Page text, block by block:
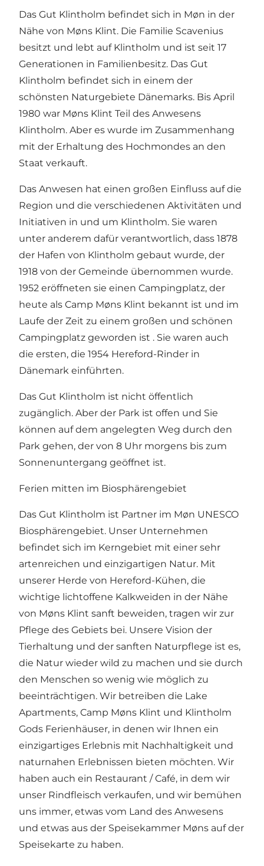
Das Gut Klintholm befindet sich in Møn in der
Nähe von Møns Klint. Die Familie Scavenius
besitzt und lebt auf Klintholm und ist seit 17
Generationen in Familienbesitz. Das Gut
Klintholm befindet sich in einem der
schönsten Naturgebiete Dänemarks. Bis April
1980 war Møns Klint Teil des Anwesens
Klintholm. Aber es wurde im Zusammenhang
mit der Erhaltung des Hochmondes an den
Staat verkauft.
Das Anwesen hat einen großen Einfluss auf die
Region und die verschiedenen Aktivitäten und
Initiativen in und um Klintholm. Sie waren
unter anderem dafür verantwortlich, dass 1878
der Hafen von Klintholm gebaut wurde, der
1918 von der Gemeinde übernommen wurde.
1952 eröffneten sie einen Campingplatz, der
heute als Camp Møns Klint bekannt ist und im
Laufe der Zeit zu einem großen und schönen
Campingplatz geworden ist . Sie waren auch
die ersten, die 1954 Hereford-Rinder in
Dänemark einführten.
Das Gut Klintholm ist nicht öffentlich
zugänglich. Aber der Park ist offen und Sie
können auf dem angelegten Weg durch den
Park gehen, der von 8 Uhr morgens bis zum
Sonnenuntergang geöffnet ist.
Ferien mitten im Biosphärengebiet
Das Gut Klintholm ist Partner im Møn UNESCO
Biosphärengebiet. Unser Unternehmen
befindet sich im Kerngebiet mit einer sehr
artenreichen und einzigartigen Natur. Mit
unserer Herde von Hereford-Kühen, die
wichtige lichtoffene Kalkweiden in der Nähe
von Møns Klint sanft beweiden, tragen wir zur
Pflege des Gebiets bei. Unsere Vision der
Tierhaltung und der sanften Naturpflege ist es,
die Natur wieder wild zu machen und sie durch
den Menschen so wenig wie möglich zu
beeinträchtigen. Wir betreiben die Lake
Apartments, Camp Møns Klint und Klintholm
Gods Ferienhäuser, in denen wir Ihnen ein
einzigartiges Erlebnis mit Nachhaltigkeit und
naturnahen Erlebnissen bieten möchten. Wir
haben auch ein Restaurant / Café, in dem wir
unser Rindfleisch verkaufen, und wir bemühen
uns immer, etwas vom Land des Anwesens
und etwas aus der Speisekammer Møns auf der
Speisekarte zu haben.